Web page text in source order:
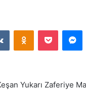
VKontakteOdnoklassniki
Pocket
Yukarı Zaferiye